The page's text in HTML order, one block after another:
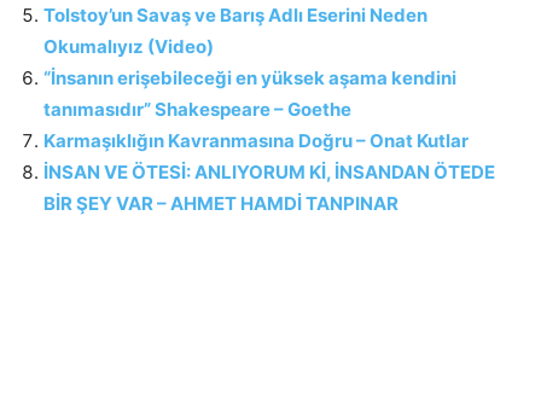
Tolstoy’un Savaş ve Barış Adlı Eserini Neden
Okumalıyız (Video)
“İnsanın erişebileceği en yüksek aşama kendini
tanımasıdır” Shakespeare – Goethe
Karmaşıklığın Kavranmasına Doğru – Onat Kutlar
İNSAN VE ÖTESİ: ANLIYORUM Kİ, İNSANDAN ÖTEDE
BİR ŞEY VAR – AHMET HAMDİ TANPINAR